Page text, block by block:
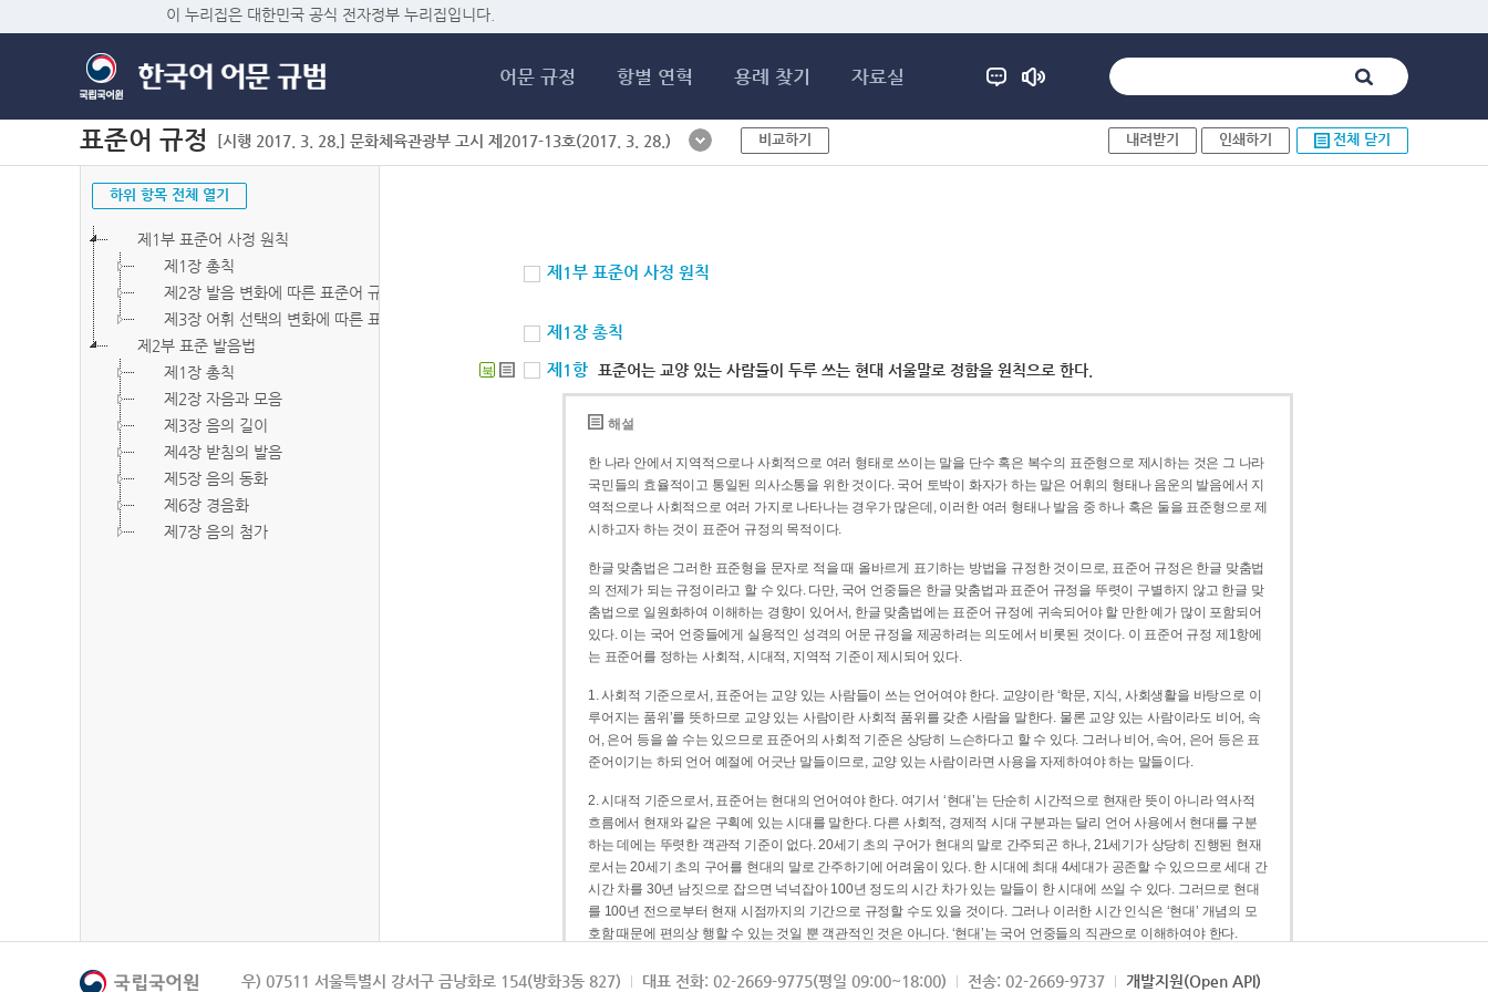
이 누리집은 대한민국 공식 전자정부 누리집입니다.
어문 규정 항별 연혁 용례 찾기 자료실
표준어 규정 [시행 2017. 3. 28.] 문화체육관광부 고시 제2017-13호(2017. 3. 28.) 비교하기 내려받기 인쇄하기 전체 닫기
하위 항목 전체 열기
제1부 표준어 사정 원칙
제1장 총칙
제2장 발음 변화에 따른 표준어 규정
제3장 어휘 선택의 변화에 따른 표준어 규정
제2부 표준 발음법
제1장 총칙
제2장 자음과 모음
제3장 음의 길이
제4장 받침의 발음
제5장 음의 동화
제6장 경음화
제7장 음의 첨가
제1부 표준어 사정 원칙
제1장 총칙
북 제1항 표준어는 교양 있는 사람들이 두루 쓰는 현대 서울말로 정함을 원칙으로 한다.
해설
한 나라 안에서 지역적으로나 사회적으로 여러 형태로 쓰이는 말을 단수 혹은 복수의 표준형으로 제시하는 것은 그 나라
국민들의 효율적이고 통일된 의사소통을 위한 것이다. 국어 토박이 화자가 하는 말은 어휘의 형태나 음운의 발음에서 지
역적으로나 사회적으로 여러 가지로 나타나는 경우가 많은데, 이러한 여러 형태나 발음 중 하나 혹은 둘을 표준형으로 제
시하고자 하는 것이 표준어 규정의 목적이다.
한글 맞춤법은 그러한 표준형을 문자로 적을 때 올바르게 표기하는 방법을 규정한 것이므로, 표준어 규정은 한글 맞춤법
의 전제가 되는 규정이라고 할 수 있다. 다만, 국어 언중들은 한글 맞춤법과 표준어 규정을 뚜렷이 구별하지 않고 한글 맞
춤법으로 일원화하여 이해하는 경향이 있어서, 한글 맞춤법에는 표준어 규정에 귀속되어야 할 만한 예가 많이 포함되어
있다. 이는 국어 언중들에게 실용적인 성격의 어문 규정을 제공하려는 의도에서 비롯된 것이다. 이 표준어 규정 제1항에
는 표준어를 정하는 사회적, 시대적, 지역적 기준이 제시되어 있다.
1. 사회적 기준으로서, 표준어는 교양 있는 사람들이 쓰는 언어여야 한다. 교양이란 ‘학문, 지식, 사회생활을 바탕으로 이
루어지는 품위’를 뜻하므로 교양 있는 사람이란 사회적 품위를 갖춘 사람을 말한다. 물론 교양 있는 사람이라도 비어, 속
어, 은어 등을 쓸 수는 있으므로 표준어의 사회적 기준은 상당히 느슨하다고 할 수 있다. 그러나 비어, 속어, 은어 등은 표
준어이기는 하되 언어 예절에 어긋난 말들이므로, 교양 있는 사람이라면 사용을 자제하여야 하는 말들이다.
2. 시대적 기준으로서, 표준어는 현대의 언어여야 한다. 여기서 ‘현대’는 단순히 시간적으로 현재란 뜻이 아니라 역사적
흐름에서 현재와 같은 구획에 있는 시대를 말한다. 다른 사회적, 경제적 시대 구분과는 달리 언어 사용에서 현대를 구분
하는 데에는 뚜렷한 객관적 기준이 없다. 20세기 초의 구어가 현대의 말로 간주되곤 하나, 21세기가 상당히 진행된 현재
로서는 20세기 초의 구어를 현대의 말로 간주하기에 어려움이 있다. 한 시대에 최대 4세대가 공존할 수 있으므로 세대 간
시간 차를 30년 남짓으로 잡으면 넉넉잡아 100년 정도의 시간 차가 있는 말들이 한 시대에 쓰일 수 있다. 그러므로 현대
를 100년 전으로부터 현재 시점까지의 기간으로 규정할 수도 있을 것이다. 그러나 이러한 시간 인식은 ‘현대’ 개념의 모
호함 때문에 편의상 행할 수 있는 것일 뿐 객관적인 것은 아니다. ‘현대’는 국어 언중들의 직관으로 이해하여야 한다.
3. 지역적 기준으로서, 표준어는 서울말이어야 한다. 이는 표준어의 공용어적 성격을 가장 크게 드러내 주는 기준이다.
우) 07511 서울특별시 강서구 금낭화로 154(방화3동 827) 대표 전화: 02-2669-9775(평일 09:00~18:00) 전송: 02-2669-9737 개발지원(Open API)